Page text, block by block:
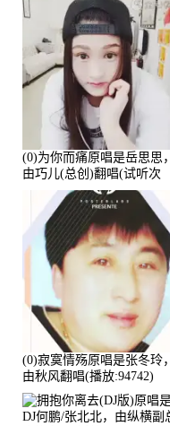
(0)为你而痛原唱是岳思思，
由巧儿(总创)翻唱(试听次
数:108697)
(0)寂寞情殇原唱是张冬玲，
由秋风翻唱(播放:94742)